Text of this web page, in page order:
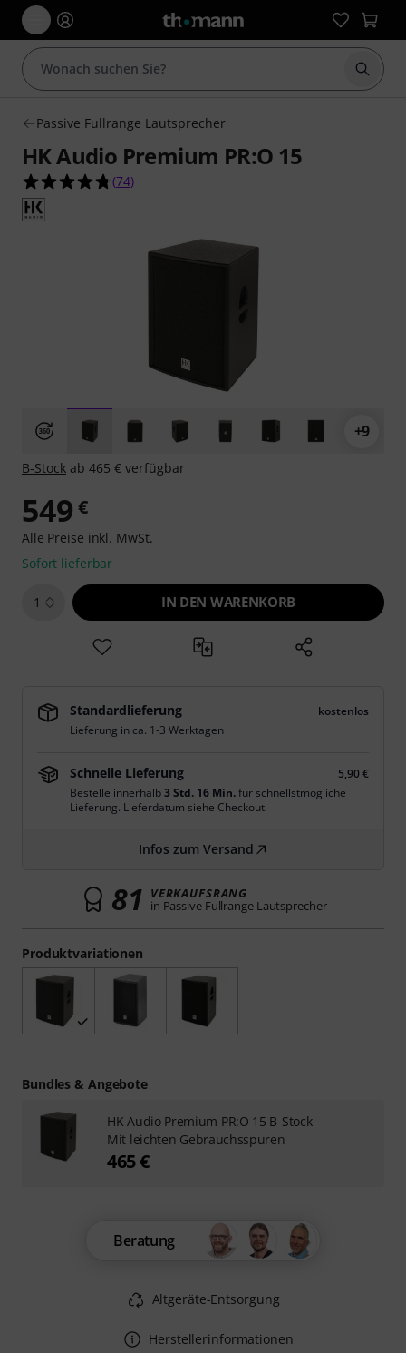
Suche
Passive Fullrange Lautsprecher
HK Audio Premium PR:O 15
4.8 von 5 Sternen aus 74 Kundenbewertungen
(74)
+9
Produktvariationen
B-Stock ab 465 € verfügbar
549 €
Alle Preise inkl. MwSt.
Sofort lieferbar
1 IN DEN WARENKORB
Standardlieferung
kostenlos
Lieferung in ca. 1-3 Werktagen
Schnelle Lieferung
5,90 €
Bestelle innerhalb3 Std. 16 Min.für schnellstmögliche
Lieferung. Lieferdatum siehe Checkout.
Infos zum Versand
81 VERKAUFSRANG
in Passive Fullrange Lautsprecher
Beratung
Altgeräte-Entsorgung
Herstellerinformationen
Bundles & Angebote
HK Audio Premium PR:O 15 B-Stock
Mit leichten Gebrauchsspuren
465 €